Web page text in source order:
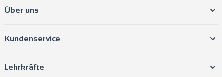
Über uns
Kundenservice
Lehrkräfte